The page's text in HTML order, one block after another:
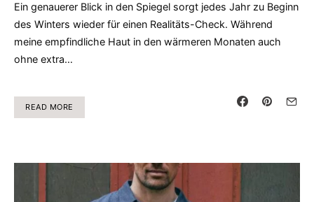
Ein genauerer Blick in den Spiegel sorgt jedes Jahr zu Beginn
des Winters wieder für einen Realitäts-Check. Während
meine empfindliche Haut in den wärmeren Monaten auch
ohne extra…
READ MORE